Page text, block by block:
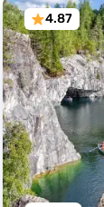
4.87